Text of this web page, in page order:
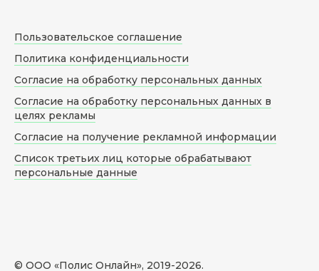
© ООО «Полис Онлайн», 2019-2026.
Пользовательское соглашение
Политика конфиденциальности
Согласие на обработку персональных данных
Согласие на обработку персональных данных в
целях рекламы
Согласие на получение рекламной информации
Список третьих лиц которые обрабатывают
персональные данные